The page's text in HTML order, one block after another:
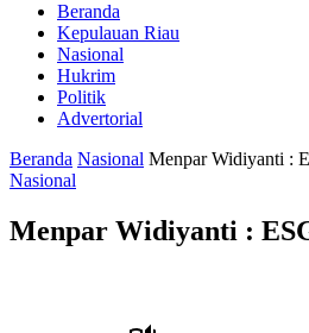
Beranda
Kepulauan Riau
Nasional
Hukrim
Politik
Advertorial
Beranda Nasional Menpar Widiyanti :
Nasional
Menpar Widiyanti :